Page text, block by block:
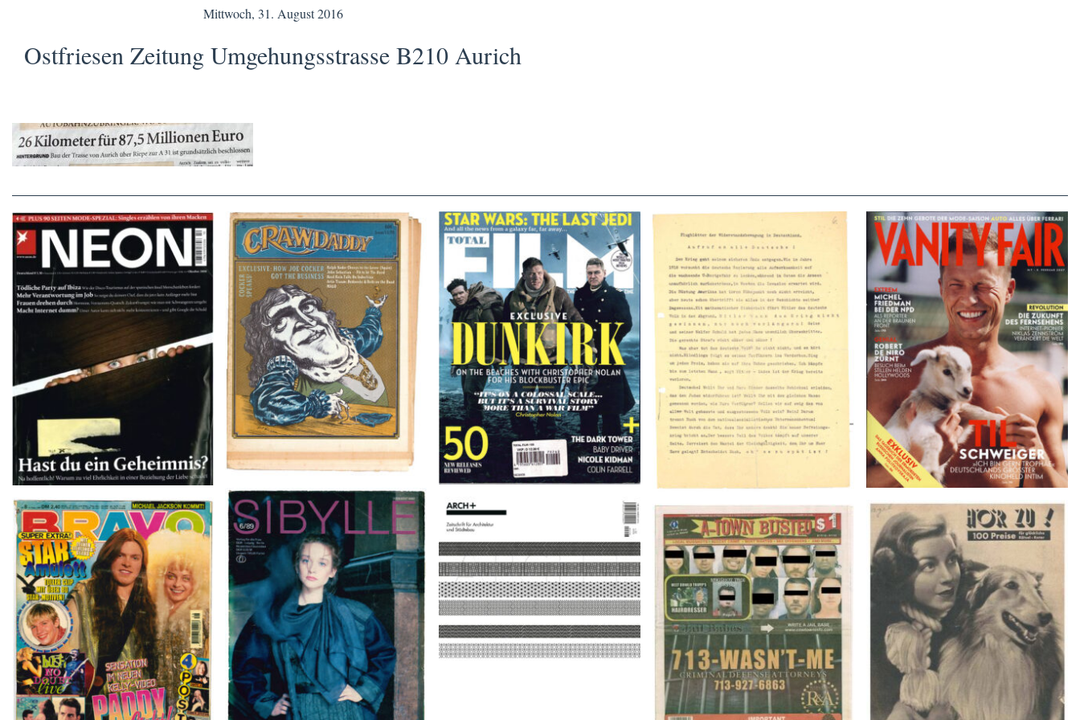
Mittwoch, 31. August 2016
Ostfriesen Zeitung Umgehungsstrasse B210 Aurich
NEON – OKTOBER 2008 Crawdaddy – June/11/72
TOTAL FILM #260 – SUMMER
2017
Flugblätter der Weissen Rose – V,
Januar 1943
VANITY FAIR – Nr. 7 – 8.
Februar 2007
SIBYLLE 6/89 ARCH+ Nr. 226, Herbst 2016
BRAVO – Nr. 8, 13. Febr. 1997
HÖR ZU! – 1949, NUMMER 10,
Woche vom 27. Februar bis 05.
März
A-TOWN BUSTED – 8/15/16–
9/1/16